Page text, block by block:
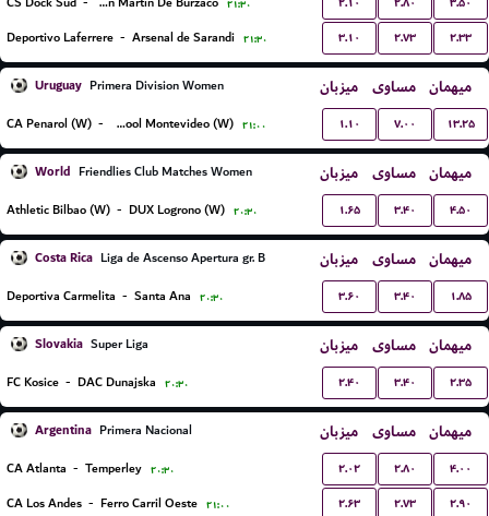
۲۱:۳۰
Deportivo Laferrere - Arsenal de Sarandi ۲۱:۳۰ ۳.۱۰ ۲.۷۳ ۲.۳۳
Uruguay Primera Division Women میزبان مساوی میهمان
CA Penarol (W) - Liverpool Montevideo (W) ۲۱:۰۰ ۱.۱۰ ۷.۰۰ ۱۳.۲۵
World Friendlies Club Matches Women میزبان مساوی میهمان
Athletic Bilbao (W) - DUX Logrono (W) ۲۰:۳۰ ۱.۶۵ ۳.۴۰ ۴.۵۰
Costa Rica Liga de Ascenso Apertura gr. B میزبان مساوی میهمان
Deportiva Carmelita - Santa Ana ۲۰:۳۰ ۳.۶۰ ۳.۴۰ ۱.۸۵
Slovakia Super Liga میزبان مساوی میهمان
FC Kosice - DAC Dunajska ۲۰:۳۰ ۲.۴۰ ۳.۴۰ ۲.۳۵
Argentina Primera Nacional میزبان مساوی میهمان
CA Atlanta - Temperley ۲۰:۳۰ ۲.۰۲ ۲.۸۰ ۴.۰۰
CA Los Andes - Ferro Carril Oeste ۲۱:۰۰ ۲.۶۳ ۲.۷۳ ۲.۹۰